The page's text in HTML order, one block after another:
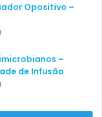
Opositivo –
–
de Infusão